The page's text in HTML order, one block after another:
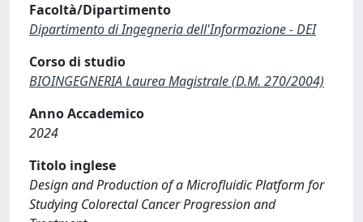
Facoltà/Dipartimento
Dipartimento di Ingegneria dell'Informazione - DEI
Corso di studio
BIOINGEGNERIA Laurea Magistrale (D.M. 270/2004)
Anno Accademico
2024
Titolo inglese
Design and Production of a Microfluidic Platform for
Studying Colorectal Cancer Progression and